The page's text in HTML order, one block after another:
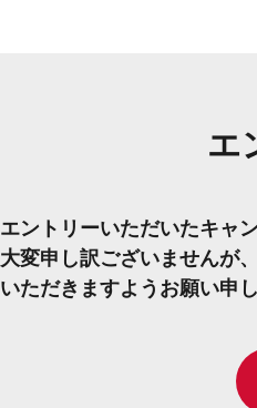
エ
エントリーいただいたキャ
大変申し訳ございませんが
いただきますようお願い申